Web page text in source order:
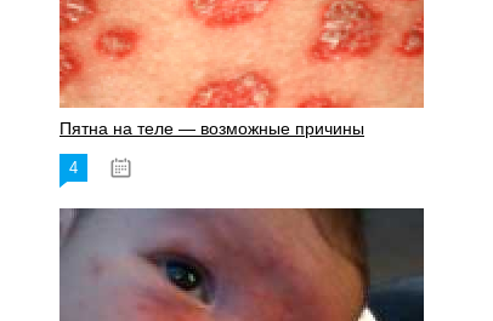
Пятна на теле — возможные причины
4